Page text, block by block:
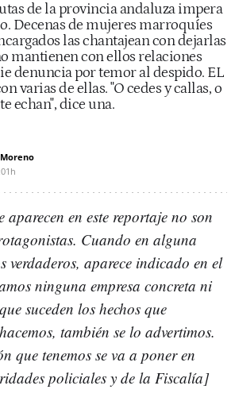
de la provincia andaluza impera
Decenas de mujeres marroquíes
las chantajean con dejarlas
mantienen con ellos relaciones
denuncia por temor al despido. EL
varias de ellas. "O cedes y callas, o
te echan", dice una.
en este reportaje no son
Cuando en alguna
verdaderos, aparece indicado en el
ninguna empresa concreta ni
suceden los hechos que
también se lo advertimos.
que tenemos se va a poner en
policiales y de la Fiscalía]